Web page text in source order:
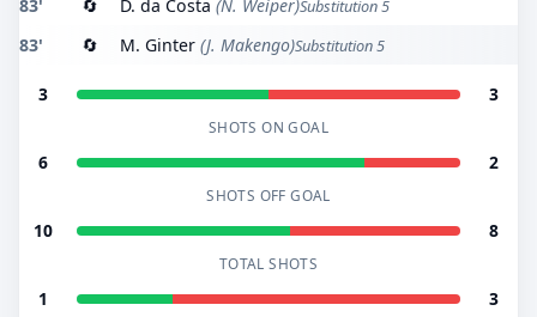
83' 🔄 D. da Costa (N. Weiper)Substitution 5
83' 🔄 M. Ginter (J. Makengo)Substitution 5
3 3
SHOTS ON GOAL
6 2
SHOTS OFF GOAL
10 8
TOTAL SHOTS
1 3